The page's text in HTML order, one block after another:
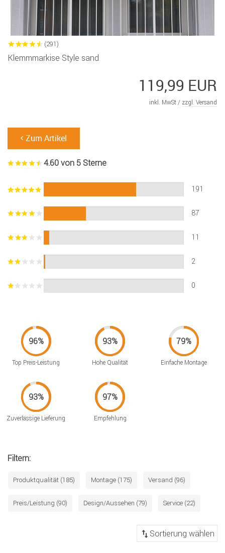
(291)
Klemmmarkise Style sand
119,99 EUR
inkl. MwSt / zzgl. Versand
Zum Artikel
4.60 von 5 Sterne
191
87
11
2
0
Top Preis-Leistung Hohe Qualität Einfache Montage
Zuverlässige Lieferung Empfehlung
Filtern:
Produktqualität (185) Montage (175) Versand (96)
Preis/Leistung (90) Design/Aussehen (79) Service (22)